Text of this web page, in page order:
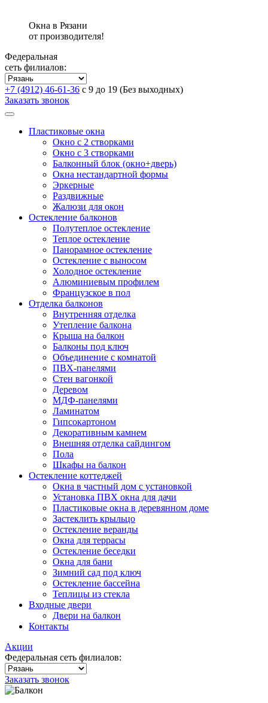
Окна в Рязани
от производителя!
Федеральная
сеть филиалов:
+7 (4912) 46-61-36 с 9 до 19 (Без выходных)
Заказать звонок
Пластиковые окна
Окно с 2 створками
Окно с 3 створками
Балконный блок (окно+дверь)
Окна нестандартной формы
Эркерные
Раздвижные
Жалюзи для окон
Остекление балконов
Полутеплое остекление
Теплое остекление
Панорамное остекление
Остекление с выносом
Холодное остекление
Алюминиевым профилем
Французское в пол
Отделка балконов
Внутренняя отделка
Утепление балкона
Крыша на балкон
Балконы под ключ
Объединение с комнатой
ПВХ-панелями
Стен вагонкой
Деревом
МДФ-панелями
Ламинатом
Гипсокартоном
Декоративным камнем
Внешняя отделка сайдингом
Пола
Шкафы на балкон
Остекление коттеджей
Окна в частный дом с установкой
Установка ПВХ окна для дачи
Пластиковые окна в деревянном доме
Застеклить крыльцо
Остекление веранды
Окна для террасы
Остекление беседки
Окна для бани
Зимний сад под ключ
Остекление бассейна
Теплицы из стекла
Входные двери
Двери на балкон
Контакты
Акции
Федеральная сеть филиалов:
Заказать звонок